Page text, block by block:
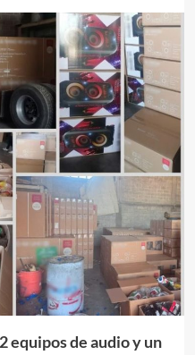
equipos de audio y un